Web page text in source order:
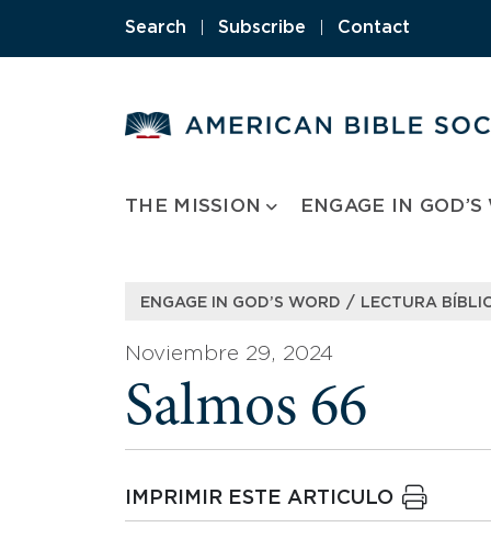
Search Subscribe Contact
THE MISSION ENGAGE IN GOD’S
ENGAGE IN GOD’S WORD / LECTURA
Noviembre 29, 2024
Salmos 66
IMPRIMIR ESTE ARTICULO